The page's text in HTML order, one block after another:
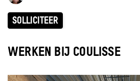
SOLLICITEER
WERKEN BIJ COULISSE